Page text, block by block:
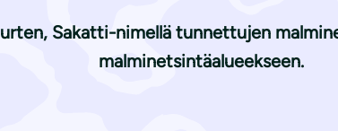
Sakatti-nimellä tunnettujen
malminetsintäalueekseen.